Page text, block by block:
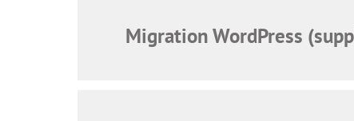
Migration WordPress